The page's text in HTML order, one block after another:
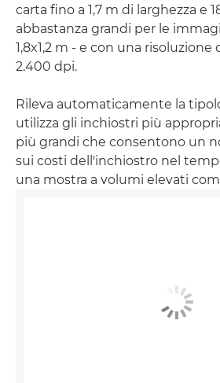
carta fino a 1,7 m di larghezza e
abbastanza grandi per le
1,8x1,2 m - e con una
2.400 dpi.
Rileva automaticamente la
utilizza gli inchiostri più
più grandi che consentono un
sui costi dell'inchiostro nel
una mostra a volumi elevati